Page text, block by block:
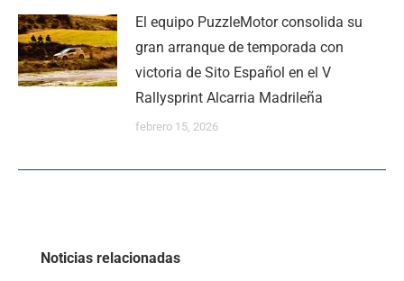
El equipo PuzzleMotor consolida su
gran arranque de temporada con
victoria de Sito Español en el V
Rallysprint Alcarria Madrileña
febrero 15, 2026
Noticias relacionadas